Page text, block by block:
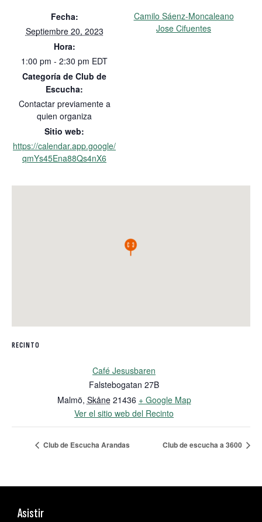
Fecha:
Septiembre 20, 2023
Hora:
1:00 pm - 2:30 pm EDT
Categoría de Club de
Escucha:
Contactar previamente a
quien organiza
Sitio web:
https://calendar.app.google/
qmYs45Ena88Qs4nX6
Camilo Sáenz-Moncaleano
Jose Cifuentes
RECINTO
Café Jesusbaren
Falstebogatan 27B
Malmö, Skåne 21436 + Google Map
Ver el sitio web del Recinto
Club de Escucha Arandas Club de escucha a 3600
Asistir